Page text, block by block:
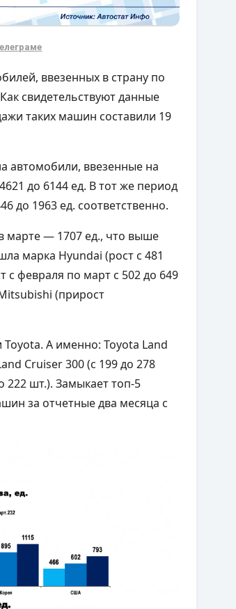
ввезенных в страну по
свидетельствуют данные
таких машин составили 19
автомобили, ввезенные на
до 6144 ед. В тот же период
до 1963 ед. соответственно.
марте — 1707 ед., что выше
марка Hyundai (рост с 481
с февраля по март с 502 до 649
(прирост
А именно: Toyota Land
Cruiser 300 (с 199 до 278
222 шт.). Замыкает топ-5
за отчетные два месяца с